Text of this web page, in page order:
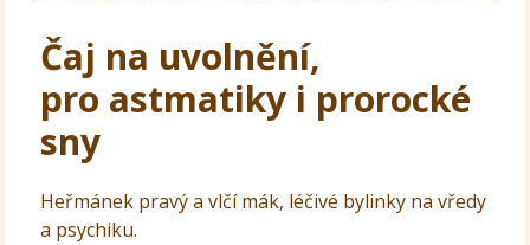
Čaj na uvolnění,
pro astmatiky i prorocké
sny
Heřmánek pravý a vlčí mák, léčivé bylinky na vředy
a psychiku.